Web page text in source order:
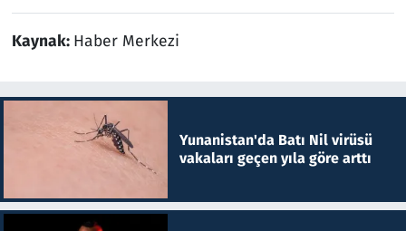
Kaynak: Haber Merkezi
Yunanistan'da Batı Nil virüsü
vakaları geçen yıla göre arttı